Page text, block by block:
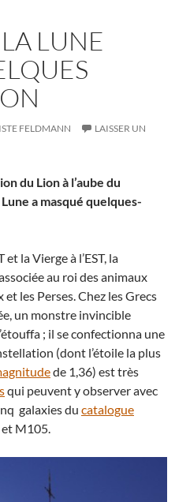
LUNE
FELDMANN
LAISSER UN
du Lion à l’aube du
a masqué quelques-
la Vierge à l’EST, la
au roi des animaux
les Perses. Chez les Grecs
un monstre invincible
; il se confectionna une
(dont l’étoile la plus
de 1,36) est très
qui peuvent y observer avec
galaxies du catalogue
M105.